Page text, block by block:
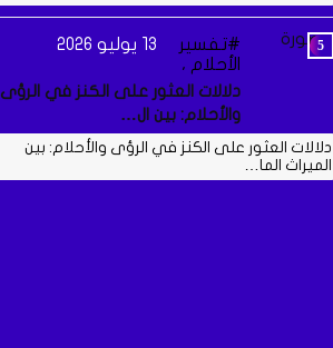
تفسير
الأحلام ،
13 يوليو 2026
دلالات العثور على الكنز في الرؤى
والأحلام: بين ال…
دلالات العثور على الكنز في الرؤى والأحلام: بين
الميراث الما…